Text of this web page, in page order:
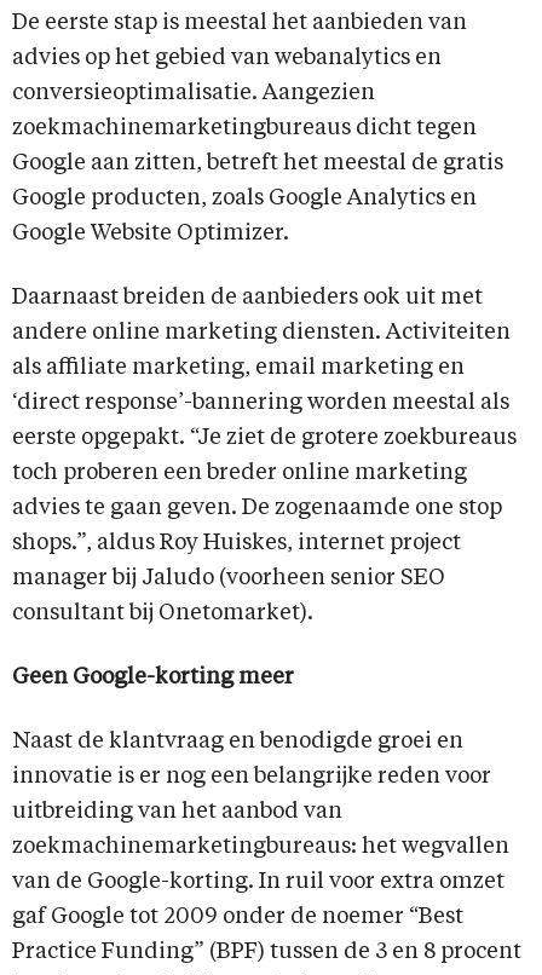
De eerste stap is meestal het aanbieden van
advies op het gebied van webanalytics en
conversieoptimalisatie. Aangezien
zoekmachinemarketingbureaus dicht tegen
Google aan zitten, betreft het meestal de gratis
Google producten, zoals Google Analytics en
Google Website Optimizer.
Daarnaast breiden de aanbieders ook uit met
andere online marketing diensten. Activiteiten
als affiliate marketing, email marketing en
‘direct response’-bannering worden meestal als
eerste opgepakt. “Je ziet de grotere zoekbureaus
toch proberen een breder online marketing
advies te gaan geven. De zogenaamde one stop
shops.”, aldus Roy Huiskes, internet project
manager bij Jaludo (voorheen senior SEO
consultant bij Onetomarket).
Geen Google-korting meer
Naast de klantvraag en benodigde groei en
innovatie is er nog een belangrijke reden voor
uitbreiding van het aanbod van
zoekmachinemarketingbureaus: het wegvallen
van de Google-korting. In ruil voor extra omzet
gaf Google tot 2009 onder de noemer “Best
Practice Funding” (BPF) tussen de 3 en 8 procent